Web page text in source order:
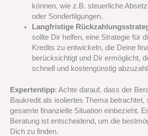
können, wie z.B. steuerliche
oder Sondertilgungen.
Langfristige
sollte Dir helfen, eine Strategie für
Kredits zu entwickeln, die Deine
berücksichtigt und Dir ermöglicht,
schnell und kostengünstig
Expertentipp: Achte darauf, dass der
Baukredit als isoliertes Thema betrachtet,
gesamte finanzielle Situation einbezieht.
Beratung ist entscheidend, um die
Dich zu finden.